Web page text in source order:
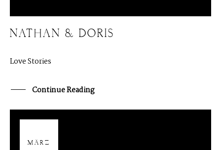
NATHAN & DORIS
Love Stories
Continue Reading
MÄRZ